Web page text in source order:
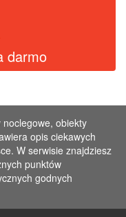
darmo
obiekty
opis ciekawych
W serwisie znajdziesz
punktów
godnych